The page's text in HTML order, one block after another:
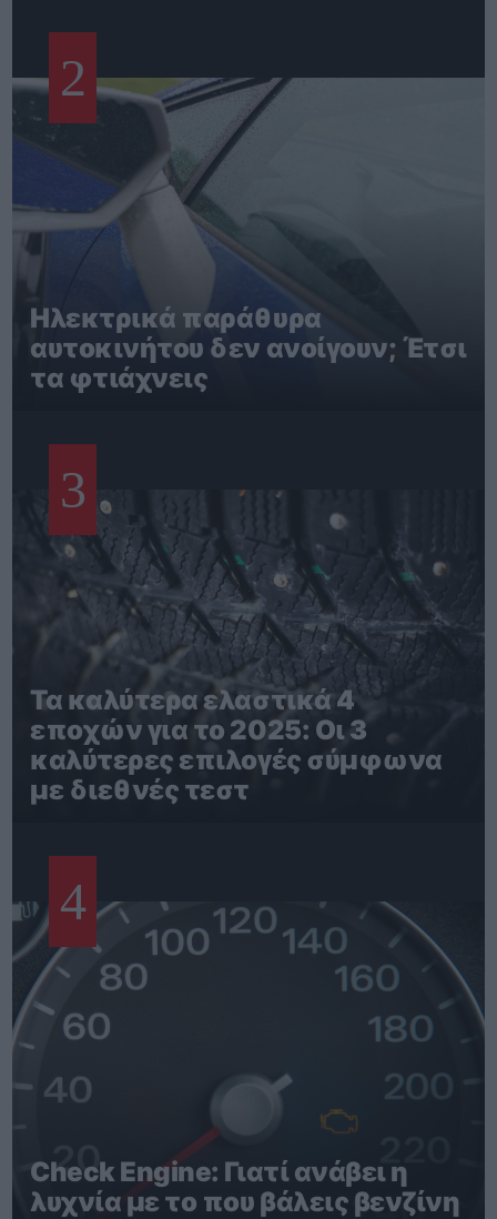
2
Ηλεκτρικά παράθυρα
αυτοκινήτου δεν ανοίγουν; Έτσι
τα φτιάχνεις
3
Τα καλύτερα ελαστικά 4
εποχών για το 2025: Οι 3
καλύτερες επιλογές σύμφωνα
με διεθνές τεστ
4
Check Engine: Γιατί ανάβει η
λυχνία με το που βάλεις βενζίνη